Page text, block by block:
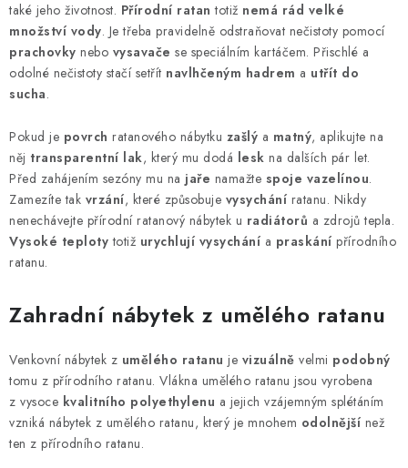
také jeho životnost. Přírodní ratan totiž nemá rád velké
množství vody. Je třeba pravidelně odstraňovat nečistoty pomocí
prachovky nebo vysavače se speciálním kartáčem. Přischlé a
odolné nečistoty stačí setřít navlhčeným hadrem a utřít do
sucha.
Pokud je povrch ratanového nábytku zašlý a matný, aplikujte na
něj transparentní lak, který mu dodá lesk na dalších pár let.
Před zahájením sezóny mu na jaře namažte spoje vazelínou.
Zamezíte tak vrzání, které způsobuje vysychání ratanu. Nikdy
nenechávejte přírodní ratanový nábytek u radiátorů a zdrojů tepla.
Vysoké teploty totiž urychlují vysychání a praskání přírodního
ratanu.
Zahradní nábytek z umělého ratanu
Venkovní nábytek z umělého ratanu je vizuálně velmi podobný
tomu z přírodního ratanu. Vlákna umělého ratanu jsou vyrobena
z vysoce kvalitního polyethylenu a jejich vzájemným splétáním
vzniká nábytek z umělého ratanu, který je mnohem odolnější než
ten z přírodního ratanu.